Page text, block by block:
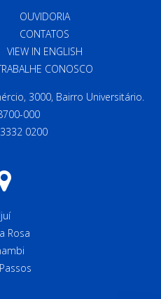
OUVIDORIA
CONTATOS
VIEW IN ENGLISH
CONOSCO
3000, Bairro Universitário.
000
0200
Ijuí
Rosa